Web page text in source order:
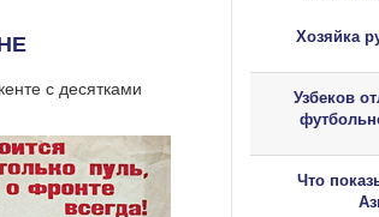
с десятками
Хозяйка
Узбеков
Что